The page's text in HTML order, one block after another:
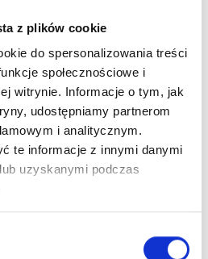
z plików cookie
do spersonalizowania treści
społecznościowe i
witrynie. Informacje o tym, jak
udostępniamy partnerom
i analitycznym.
te informacje z innymi danymi
uzyskanymi podczas
i walidacyjne
byćmiejscem do testowania
produktów lub zmian w
pomagają ocenić
wypytywania klientów
w trakcie zakupów czy zlecania